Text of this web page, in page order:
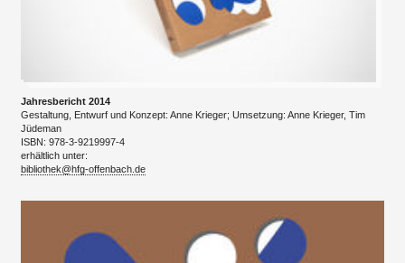
Jahresbericht 2014
Gestaltung, Entwurf und Konzept: Anne Krieger; Umsetzung: Anne Krieger, Tim
Jüdeman
ISBN: 978-3-9219997-4
erhältlich unter:
bibliothek@hfg-offenbach.de